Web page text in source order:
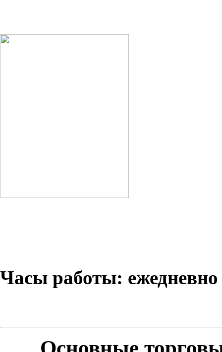
Часы работы: ежедневно